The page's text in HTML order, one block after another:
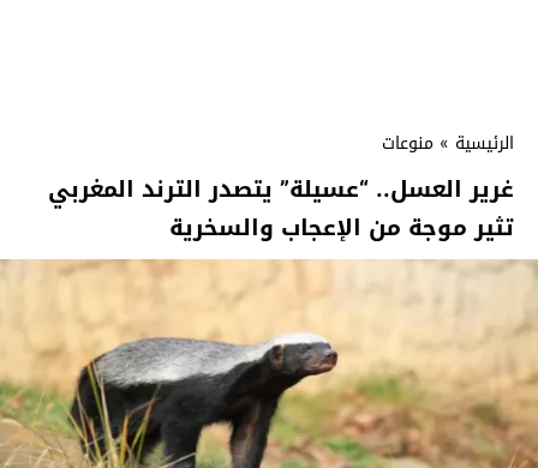
الرئيسية » منوعات
غرير العسل.. “عسيلة” يتصدر الترند المغربي
تثير موجة من الإعجاب والسخرية